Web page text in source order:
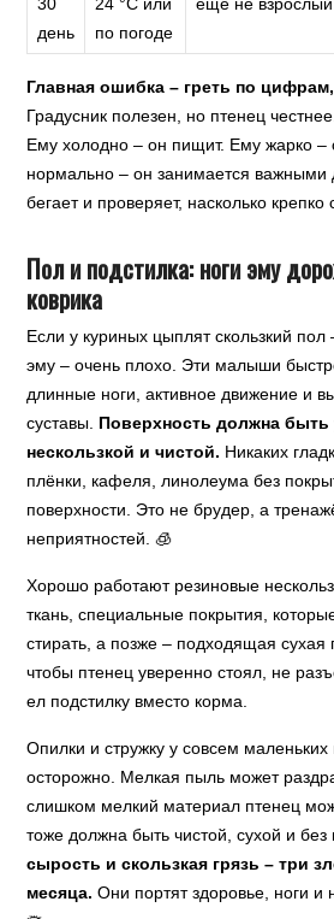
день
по погоде
Главная ошибка – греть по цифрам,
Градусник полезен, но птенец
Ему холодно – он пищит. Ему жарко –
нормально – он занимается важными
бегает и проверяет, насколько
Пол и подстилка: ноги эму
коврика
Если у куриных цыплят скользкий
эму – очень плохо. Эти малыши
длинные ноги, активное движение и
суставы. Поверхность должна быть
нескользкой и чистой. Никаких
плёнки, кафеля, линолеума без
поверхности. Это не брудер, а
неприятностей. 🧊
Хорошо работают резиновые
ткань, специальные покрытия,
стирать, а позже – подходящая сухая
чтобы птенец уверенно стоял, не
ел подстилку вместо корма.
Опилки и стружку у совсем маленьких
осторожно. Мелкая пыль может
слишком мелкий материал птенец
тоже должна быть чистой, сухой и без
сырость и скользкая грязь – три
месяца. Они портят здоровье, ноги и